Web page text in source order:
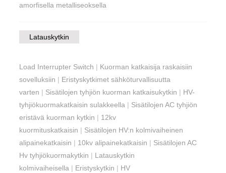
amorfisella metalliseoksella
Latauskytkin
Load Interrupter Switch | Kuorman katkaisija raskaisiin
sovelluksiin | Eristyskytkimet sähköturvallisuutta
varten | Sisätilojen tyhjiön kuorman katkaisukytkin | HV-
tyhjiökuormakatkaisin sulakkeella | Sisätilojen AC tyhjiön
eristävä kuorman kytkin | 12kv
kuormituskatkaisin | Sisätilojen HV:n kolmivaiheinen
alipainekatkaisin | 10kv alipainekatkaisin | Sisätilojen AC
Hv tyhjiökuormakytkin | Latauskytkin
kolmivaiheisella | Eristyskytkin | HV